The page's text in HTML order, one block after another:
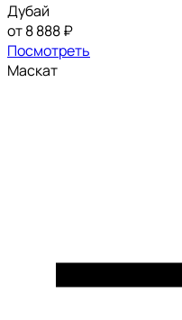
Дубай
от 8 888 ₽
Посмотреть
Маскат